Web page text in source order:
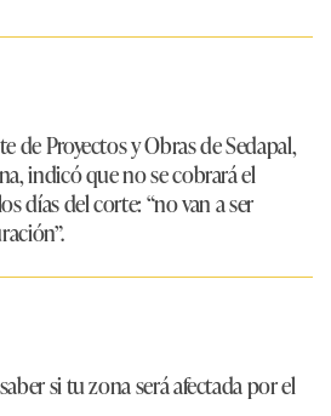
de Proyectos y Obras de Sedapal,
indicó que no se cobrará el
días del corte: “no van a ser
si tu zona será afectada por el